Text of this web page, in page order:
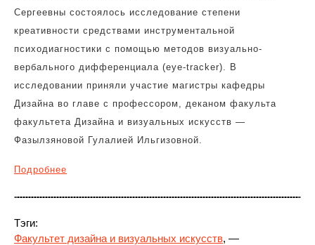
Сергеевны состоялось исследование степени
креативности средствами инструментальной
психодиагностики с помощью методов визуально-
вербального дифференциала (eye-tracker). В
исследовании приняли участие магистры кафедры
Дизайна во главе с профессором, деканом факульта
факультета Дизайна и визуальных искусств —
Фазылзяновой Гулалией Ильгизовной.
Подробнее
Тэги:
Факультет дизайна и визуальных искусств, —